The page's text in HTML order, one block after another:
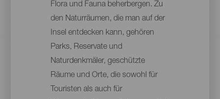
Flora und Fauna beherbergen. Zu
den Naturräumen, die man auf der
Insel entdecken kann, gehören
Parks, Reservate und
Naturdenkmäler, geschützte
Räume und Orte, die sowohl für
Touristen als auch für